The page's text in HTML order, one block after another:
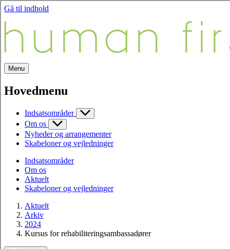
Gå til indhold
Menu
Hovedmenu
Indsatsområder
Om os
Nyheder og arrangementer
Skabeloner og vejledninger
Indsatsområder
Om os
Aktuelt
Skabeloner og vejledninger
Aktuelt
Arkiv
2024
Kursus for rehabiliteringsambassadører